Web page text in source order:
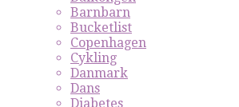
Barnbarn
Bucketlist
Copenhagen
Cykling
Danmark
Dans
Diabetes